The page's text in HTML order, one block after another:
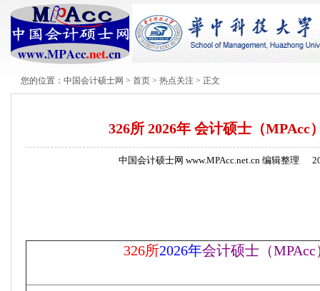
您的位置： 中国会计硕士网 > 首页 > 热点关注 > 正文
326所 2026年 会计硕士（MPAcc
中国会计硕士网 www.MPAcc.net.cn 编辑整理
326所2026年会计硕士（